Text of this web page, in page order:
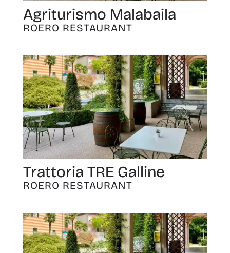
Agriturismo Malabaila
ROERO RESTAURANT
Trattoria TRE Galline
ROERO RESTAURANT